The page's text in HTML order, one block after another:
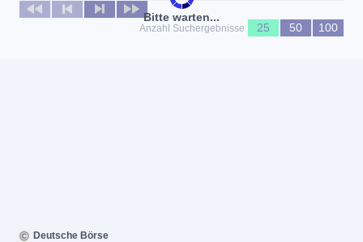
Bitte warten...
Keine News verfügbar
Anzahl Suchergebnisse
25 50 100
Deutsche Börse